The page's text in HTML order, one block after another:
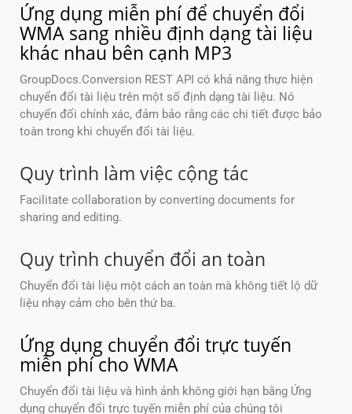
Ứng dụng miễn phí để chuyển đổi
WMA sang nhiều định dạng tài liệu
khác nhau bên cạnh MP3
GroupDocs.Conversion REST API có khả năng thực hiện
chuyển đổi tài liệu trên một số định dạng tài liệu. Nó
chuyển đổi chính xác, đảm bảo rằng các chi tiết được bảo
toàn trong khi chuyển đổi tài liệu.
Quy trình làm việc cộng tác
Facilitate collaboration by converting documents for
sharing and editing.
Quy trình chuyển đổi an toàn
Chuyển đổi tài liệu một cách an toàn mà không tiết lộ dữ
liệu nhạy cảm cho bên thứ ba.
Ứng dụng chuyển đổi trực tuyến
miễn phí cho WMA
Chuyển đổi tài liệu và hình ảnh không giới hạn bằng Ứng
dụng chuyển đổi trực tuyến miễn phí của chúng tôi